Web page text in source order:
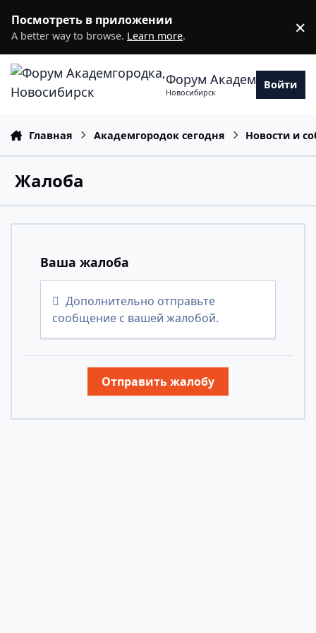
Посмотреть в приложении
A better way to browse. Learn more. ×
Форум Академгородка
Новосибирск
Войти
Главная Академгородок сегодня Новости и
Жалоба
Ваша жалоба
Дополнительно отправьте
сообщение с вашей жалобой.
Отправить жалобу